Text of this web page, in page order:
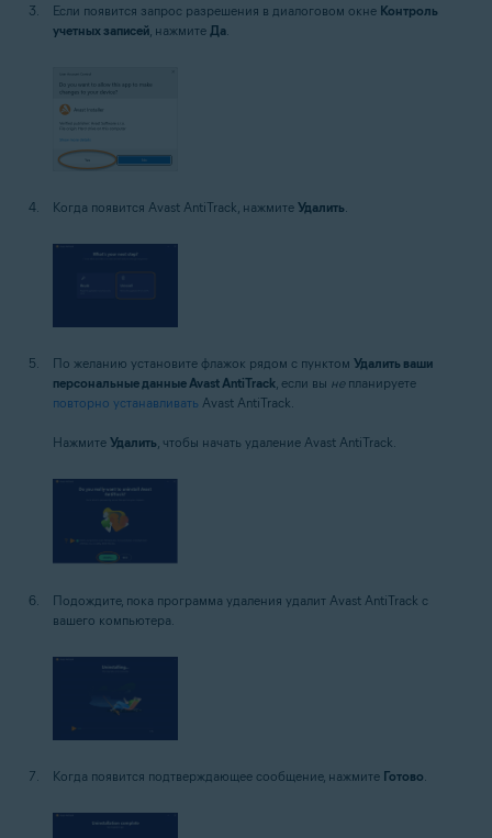
Если появится запрос разрешения в диалоговом окне Контроль
учетных записей, нажмите Да.
Когда появится Avast AntiTrack, нажмите Удалить.
По желанию установите флажок рядом с пунктом Удалить ваши
персональные данные Avast AntiTrack, если вы непланируете
повторно устанавливать Avast AntiTrack.
Нажмите Удалить, чтобы начать удаление Avast AntiTrack.
Подождите, пока программа удаления удалит Avast AntiTrack с
вашего компьютера.
Когда появится подтверждающее сообщение, нажмите Готово